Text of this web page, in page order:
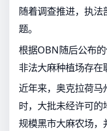
随着调查推进，执
题。
根据OBN随后公布
非法大麻种植场存在
近年来，奥克拉荷
时，大批未经许可
规模黑市大麻农场，